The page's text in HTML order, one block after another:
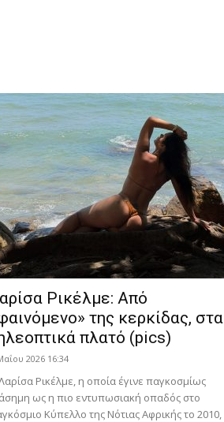
Ρικέλμε: Από
της κερκίδας, στα
πλατό (pics)
2026 16:34
Ρικέλμε, η οποία έγινε παγκοσμίως
ως η πιο εντυπωσιακή οπαδός στο
Κύπελλο της Νότιας Αφρικής το 2010,